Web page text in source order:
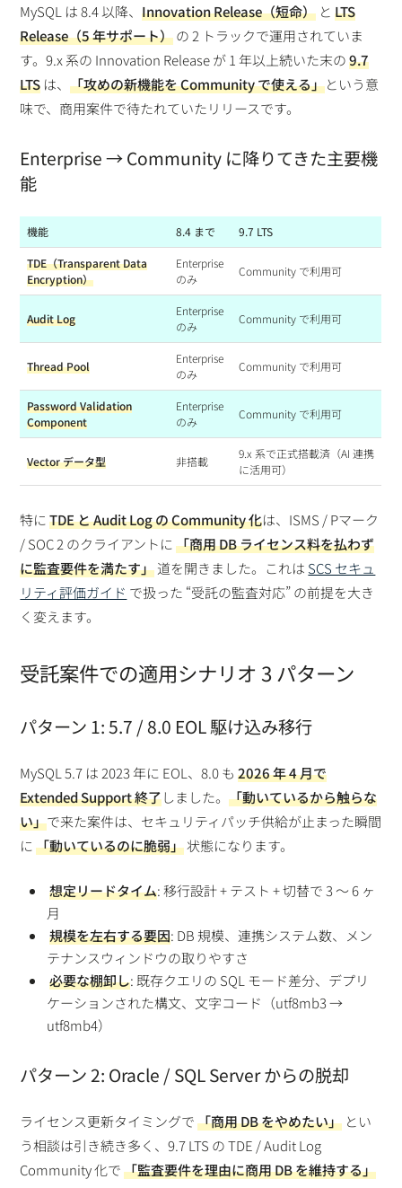
MySQL は 8.4 以降、Innovation Release（短命） とLTS
Release（5 年サポート）の 2 トラックで運用されていま
す。9.x 系の Innovation Release が 1 年以上続いた末の9.7
LTS は、「攻めの新機能を Community で使える」という意
味で、商用案件で待たれていたリリースです。
Enterprise → Community に降りてきた主要機
能
機能 8.4 まで 9.7 LTS
TDE（Transparent Data
Encryption）
Enterprise
のみ
Community で利用可
Audit Log
Enterprise
のみ
Community で利用可
Thread Pool
Enterprise
のみ
Community で利用可
Password Validation
Component
Enterprise
のみ
Community で利用可
Vector データ型 非搭載
9.x 系で正式搭載済（AI 連携
に活用可）
特にTDE と Audit Log の Community 化は、ISMS / Pマーク
/ SOC 2 のクライアントに「商用 DB ライセンス料を払わず
に監査要件を満たす」道を開きました。これは SCS セキュ
リティ評価ガイド で扱った “受託の監査対応” の前提を大き
く変えます。
受託案件での適用シナリオ 3 パターン
パターン 1: 5.7 / 8.0 EOL 駆け込み移行
MySQL 5.7 は 2023 年に EOL、8.0 も2026 年 4 月で
Extended Support 終了しました。「動いているから触らな
い」で来た案件は、セキュリティパッチ供給が止まった瞬間
に「動いているのに脆弱」状態になります。
想定リードタイム: 移行設計 + テスト + 切替で 3 〜 6 ヶ
月
規模を左右する要因: DB 規模、連携システム数、メン
テナンスウィンドウの取りやすさ
必要な棚卸し: 既存クエリの SQL モード差分、デプリ
ケーションされた構文、文字コード（utf8mb3 →
utf8mb4）
パターン 2: Oracle / SQL Server からの脱却
ライセンス更新タイミングで「商用 DB をやめたい」 とい
う相談は引き続き多く、9.7 LTS の TDE / Audit Log
Community 化で「監査要件を理由に商用 DB を維持する」